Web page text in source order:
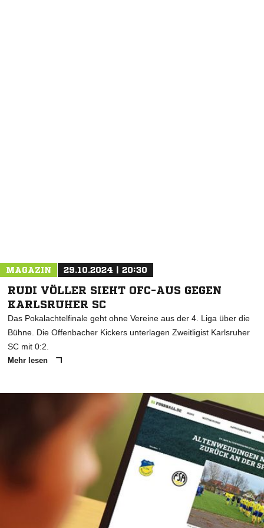
MAGAZIN 29.10.2024 | 20:30
RUDI VÖLLER SIEHT OFC-AUS GEGEN
KARLSRUHER SC
Das Pokalachtelfinale geht ohne Vereine aus der 4. Liga über die
Bühne. Die Offenbacher Kickers unterlagen Zweitligist Karlsruher
SC mit 0:2.
Mehr lesen